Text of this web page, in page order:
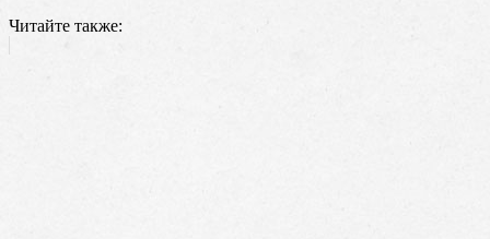
Читайте также: